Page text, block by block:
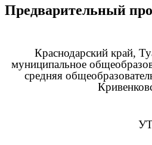
Предварительный
Краснодарский край,
муниципальное
средняя